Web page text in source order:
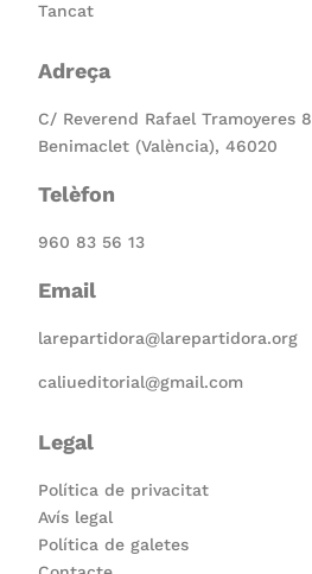
Tancat
Adreça
C/ Reverend Rafael Tramoyeres 8
Benimaclet (València), 46020
Telèfon
960 83 56 13
Email
larepartidora@larepartidora.org
caliueditorial@gmail.com
Legal
Política de privacitat
Avís legal
Política de galetes